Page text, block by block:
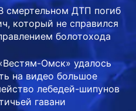
смертельном ДТП погиб
который не справился
болотохода
Омск» удалось
на видео большое
лебедей-шипунов
гавани